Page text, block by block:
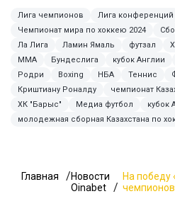
Лига чемпионов
Лига конференций
Чемпионат мира по хоккею 2024
Ла Лига
Ламин Ямаль футзал
ММА
Бундеслига кубок Англии
Родри
Boxing НБА Теннис
Криштиану Роналду
чемпионат
ХК "Барыс"
Медиа футбол кубок
молодежная сборная Казахстана по
Главная
Новости
Oinabet
На победу